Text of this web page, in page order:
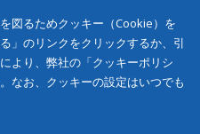
図るためクッキー（Cookie）を
」のリンクをクリックするか、引
より、弊社の「クッキーポリシ
なお、クッキーの設定はいつでも